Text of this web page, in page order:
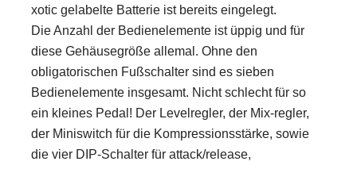
xotic gelabelte Batterie ist bereits eingelegt.
Die Anzahl der Bedienelemente ist üppig und für
diese Gehäusegröße allemal. Ohne den
obligatorischen Fußschalter sind es sieben
Bedienelemente insgesamt. Nicht schlecht für so
ein kleines Pedal! Der Levelregler, der Mix-regler,
der Miniswitch für die Kompressionsstärke, sowie
die vier DIP-Schalter für attack/release,